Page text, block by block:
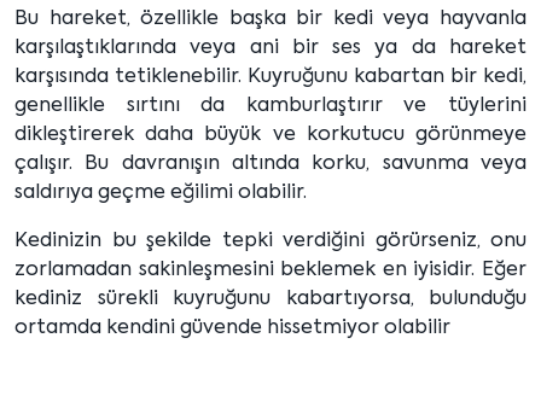
Bu hareket, özellikle başka bir kedi veya hayvanla
karşılaştıklarında veya ani bir ses ya da hareket
karşısında tetiklenebilir. Kuyruğunu kabartan bir kedi,
genellikle sırtını da kamburlaştırır ve tüylerini
dikleştirerek daha büyük ve korkutucu görünmeye
çalışır. Bu davranışın altında korku, savunma veya
saldırıya geçme eğilimi olabilir.
Kedinizin bu şekilde tepki verdiğini görürseniz, onu
zorlamadan sakinleşmesini beklemek en iyisidir. Eğer
kediniz sürekli kuyruğunu kabartıyorsa, bulunduğu
ortamda kendini güvende hissetmiyor olabilir